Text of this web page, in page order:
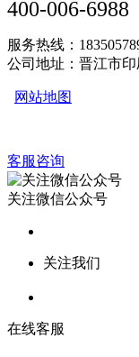
400-006-6988
服务热线：
公司地址：晋江市
网站地图
客服咨询
关注微信公众号
关注我们
在线客服